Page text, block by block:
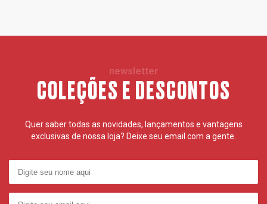
newsletter
COLEÇÕES E DESCONTOS
Quer saber todas as novidades, lançamentos e vantagens
exclusivas de nossa loja? Deixe seu email com a gente.